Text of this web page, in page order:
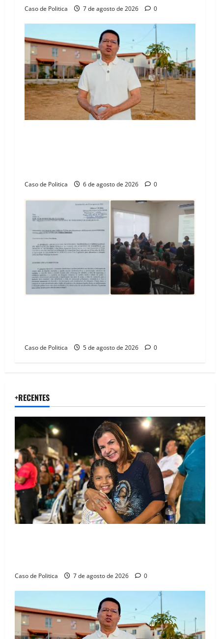
Caso de Politica 7 de agosto de 2026 0
Caso de Politica 6 de agosto de 2026 0
Caso de Politica 5 de agosto de 2026 0
+RECENTES
Caso de Politica 7 de agosto de 2026 0